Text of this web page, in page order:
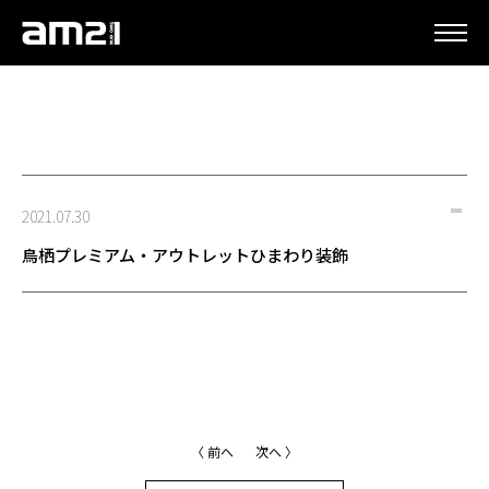
2021.07.30
鳥栖プレミアム・アウトレットひまわり装飾
〈 前へ 次へ 〉